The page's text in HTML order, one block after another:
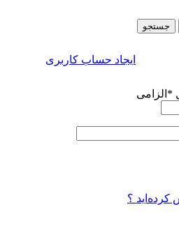
جستجو
ایجاد حساب کاربری
* الزامی
کرده‌اید ؟